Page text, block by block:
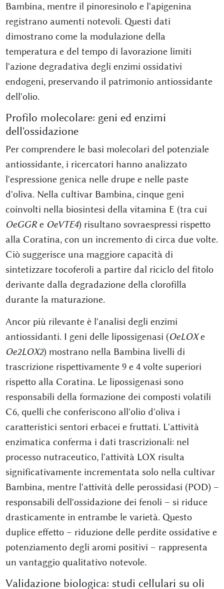
Bambina, mentre il pinoresinolo e l'apigenina
registrano aumenti notevoli. Questi dati
dimostrano come la modulazione della
temperatura e del tempo di lavorazione limiti
l'azione degradativa degli enzimi ossidativi
endogeni, preservando il patrimonio antiossidante
dell'olio.
Profilo molecolare: geni ed enzimi
dell'ossidazione
Per comprendere le basi molecolari del potenziale
antiossidante, i ricercatori hanno analizzato
l'espressione genica nelle drupe e nelle paste
d'oliva. Nella cultivar Bambina, cinque geni
coinvolti nella biosintesi della vitamina E (tra cui
OeGGRe OeVTE4) risultano sovraespressi rispetto
alla Coratina, con un incremento di circa due volte.
Ciò suggerisce una maggiore capacità di
sintetizzare tocoferoli a partire dal riciclo del fitolo
derivante dalla degradazione della clorofilla
durante la maturazione.
Ancor più rilevante è l'analisi degli enzimi
antiossidanti. I geni delle lipossigenasi (OeLOXe
Oe2LOX2) mostrano nella Bambina livelli di
trascrizione rispettivamente 9 e 4 volte superiori
rispetto alla Coratina. Le lipossigenasi sono
responsabili della formazione dei composti volatili
C6, quelli che conferiscono all'olio d'oliva i
caratteristici sentori erbacei e fruttati. L'attività
enzimatica conferma i dati trascrizionali: nel
processo nutraceutico, l'attività LOX risulta
significativamente incrementata solo nella cultivar
Bambina, mentre l'attività delle perossidasi (POD) –
responsabili dell'ossidazione dei fenoli – si riduce
drasticamente in entrambe le varietà. Questo
duplice effetto – riduzione delle perdite ossidative e
potenziamento degli aromi positivi – rappresenta
un vantaggio qualitativo notevole.
Validazione biologica: studi cellulari su oli